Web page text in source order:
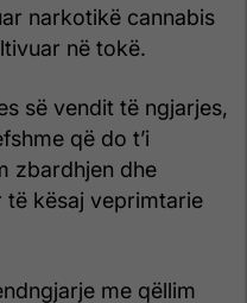
narkotikë cannabis
në tokë.
së vendit të ngjarjes,
që do t’i
zbardhjen dhe
kësaj veprimtarie
me qëllim